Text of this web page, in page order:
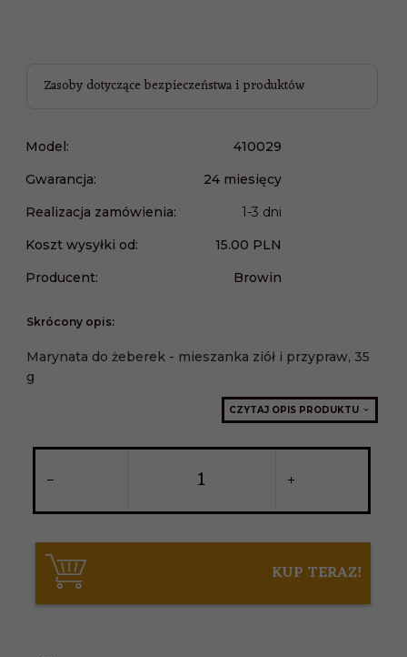
Zasoby dotyczące bezpieczeństwa i produktów
Model:
410029
Gwarancja:
24 miesięcy
Realizacja zamówienia:
1-3 dni
Koszt wysyłki od:
15.00 PLN
Producent:
Browin
Skrócony opis:
Marynata do żeberek - mieszanka ziół i przypraw, 35
g
CZYTAJ OPIS PRODUKTU
KUP TERAZ!